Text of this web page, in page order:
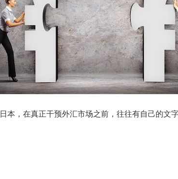
本，在真正干预外汇市场之前，往往有自己的文